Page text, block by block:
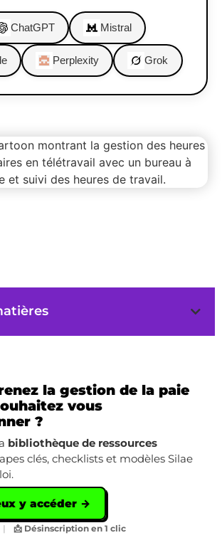
ChatGPT Mistral
Perplexity Grok
la gestion de la paie
vous
?
bibliothèque de ressources
clés, checklists et modèles Silae
y accéder →
| 📩 Désinscription en 1 clic